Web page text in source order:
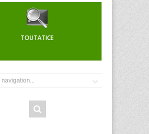
TOUTATICE